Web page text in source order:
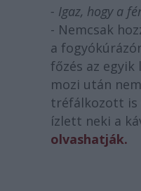
- Igaz, hogy a
- Nemcsak
a
főzés az
mozi után
tréfálkozott is
ízlett neki a
olvashatják.